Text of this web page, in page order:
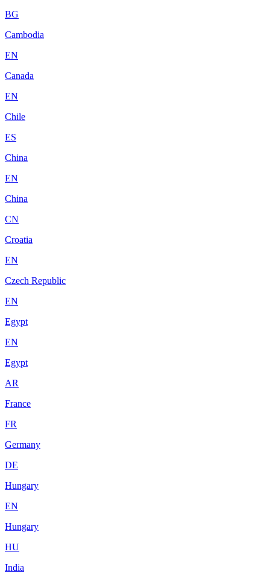
BG
Cambodia
EN
Canada
EN
Chile
ES
China
EN
China
CN
Croatia
EN
Czech Republic
EN
Egypt
EN
Egypt
AR
France
FR
Germany
DE
Hungary
EN
Hungary
HU
India